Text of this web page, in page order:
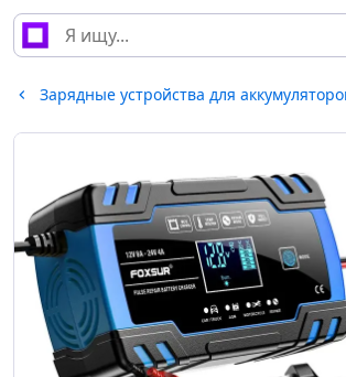
Зарядные устройства для